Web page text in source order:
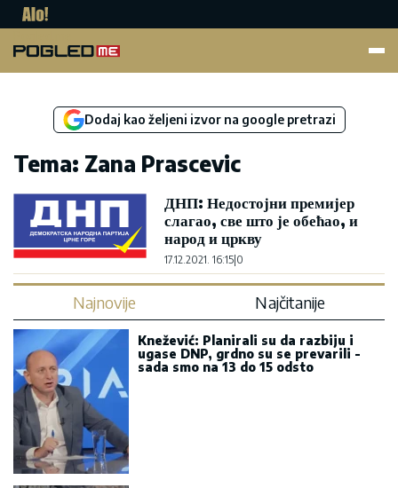
Dodaj kao željeni izvor na google pretrazi
Tema: Zana Prascevic
ДНП: Недостојни премијер
слагао, све што је обећао, и
народ и цркву
17.12.2021. 16:15 0
Najnovije Najčitanije
Knežević: Planirali su da razbiju i
ugase DNP, grdno su se prevarili -
sada smo na 13 do 15 odsto